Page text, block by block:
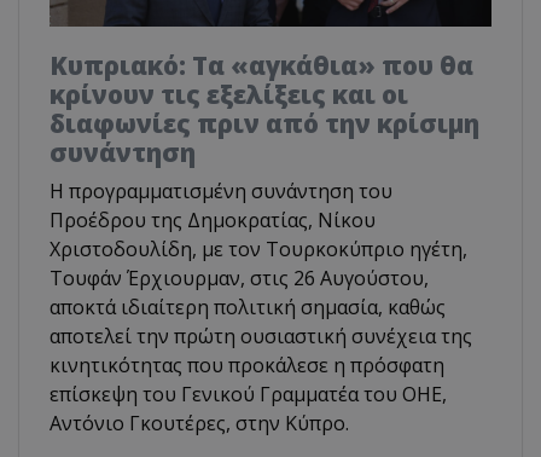
Κυπριακό: Τα «αγκάθια» που θα
κρίνουν τις εξελίξεις και οι
διαφωνίες πριν από την κρίσιμη
συνάντηση
Η προγραμματισμένη συνάντηση του
Προέδρου της Δημοκρατίας, Νίκου
Χριστοδουλίδη, με τον Τουρκοκύπριο ηγέτη,
Τουφάν Έρχιουρμαν, στις 26 Αυγούστου,
αποκτά ιδιαίτερη πολιτική σημασία, καθώς
αποτελεί την πρώτη ουσιαστική συνέχεια της
κινητικότητας που προκάλεσε η πρόσφατη
επίσκεψη του Γενικού Γραμματέα του ΟΗΕ,
Αντόνιο Γκουτέρες, στην Κύπρο.